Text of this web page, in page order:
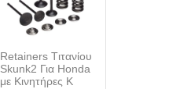
Retainers Tιτανίου
Skunk2 Για Honda
με Κινητήρες Κ